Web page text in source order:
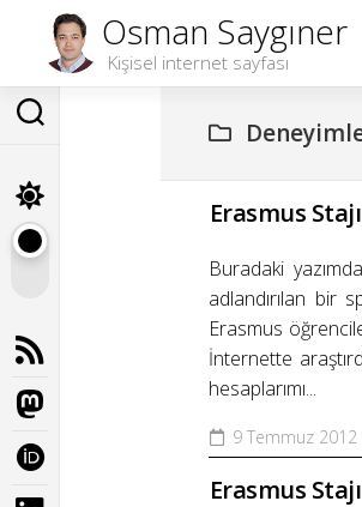
content
Osman Saygıner
Kişisel internet sayfası
Erasmus
Buradaki
adlandırılan bir
Erasmus
İnternette
hesaplarımı...
9 Temmuz 2012
Erasmus